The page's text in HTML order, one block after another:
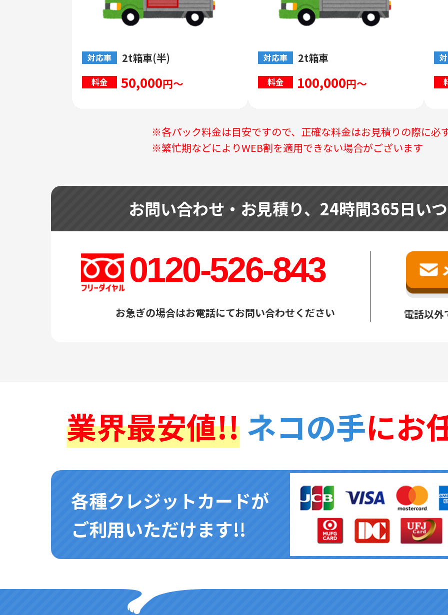
対応車 2t箱車(半)
料金 50,000円～
対応車 2t箱車
料金 100,000円～
※各パック料金は目安ですので、正確な料金はお見積りの際に必
※繁忙期などによりWEB割を適用できない場合がございます
お問い合わせ・お見積り、 24時間365日い
0120-526-843
お急ぎの場合はお電話にてお問い合わせください 電話以
業界最安値!! ネコの手にお
各種クレジットカードが
ご利用いただけます!!